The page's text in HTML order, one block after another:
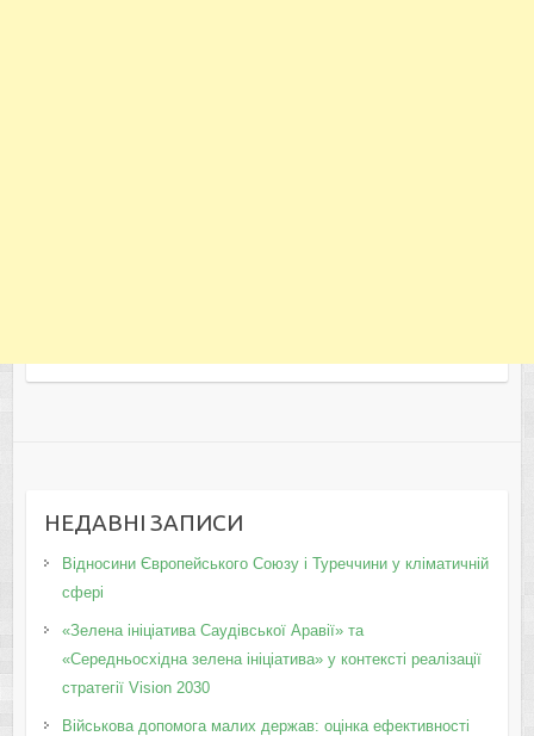
НЕДАВНІ ЗАПИСИ
Відносини Європейського Союзу і Туреччини у кліматичній
сфері
«Зелена ініціатива Саудівської Аравії» та
«Середньосхідна зелена ініціатива» у контексті реалізації
стратегії Vision 2030
Військова допомога малих держав: оцінка ефективності